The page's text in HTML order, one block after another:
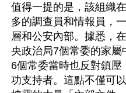
值得一提的是，該組織
多的調查員和情報員，
層和公安內部。據悉，
央政治局7個常委的家屬
6個常委當時也反對鎮
功支持者。這點不僅可